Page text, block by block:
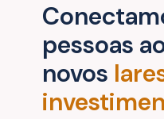
pessoas
novos